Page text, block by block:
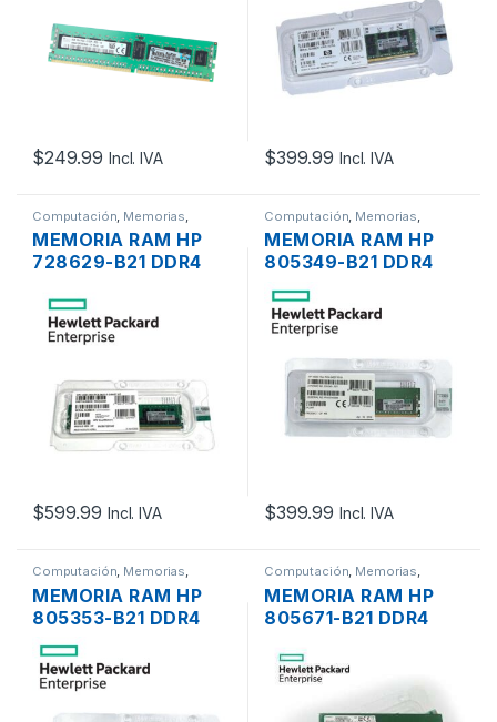
$249.99 Incl. IVA $399.99 Incl. IVA
Computación Memorias
Servidores - PCs
MEMORIA RAM HP
728629-B21 DDR4
17000 2133MHZ ECC
REGISTERED
$599.99 Incl. IVA
Computación Memorias
Servidores - PCs
MEMORIA RAM HP
805349-B21 DDR4
16GB 1RX4 PC4-
19200 2400MHZ ECC
REGISTERED
$399.99 Incl. IVA
Computación Memorias
Servidores - PCs
MEMORIA RAM HP
805353-B21 DDR4
32GB 2RX4 PC4-
19200 2400MHZ ECC
REGISTERED
Computación Memorias
Servidores - PCs
MEMORIA RAM HP
805671-B21 DDR4
17000 2133MHZ ECC
UNBUFFERED